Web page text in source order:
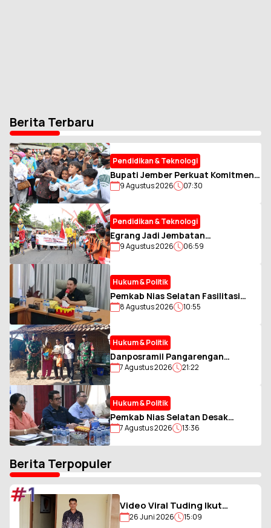
Berita Terbaru
Pendidikan & Teknologi
Bupati Jember Perkuat Komitmen
Penuhi Hak Anak melalui RBI
9 Agustus 2026 07:30
Pendidikan & Teknologi
Egrang Jadi Jembatan
Keberagaman di Ledokombo -
9 Agustus 2026 06:59
Hukum & Politik
Pemkab Nias Selatan Fasilitasi
Pengumpulan Zakat ASN Muslim,
8 Agustus 2026 10:55
Hukum & Politik
Danposramil Pangarengan
Gandeng AWAS Salurkan Bantuan
7 Agustus 2026 21:22
Hukum & Politik
Pemkab Nias Selatan Desak
Tambahan Kuota LPG 3 Kg, Soroti
7 Agustus 2026 13:36
Berita Terpopuler
Video Viral Tuding Ikut
Memukul, Kades
26 Juni 2026 15:09
#1